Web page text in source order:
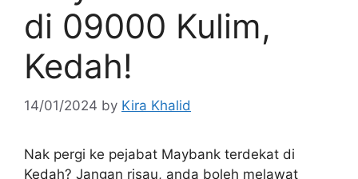
di 09000 Kulim,
Kedah!
14/01/2024 by Kira Khalid
Nak pergi ke pejabat Maybank terdekat di
Kedah? Jangan risau, anda boleh melawat